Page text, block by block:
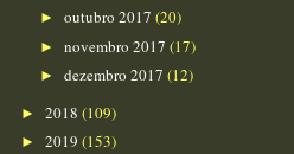
► outubro 2017 (20)
► novembro 2017 (17)
► dezembro 2017 (12)
► 2018 (109)
► 2019 (153)